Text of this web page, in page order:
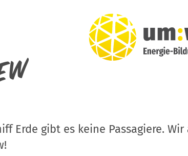
Erde gibt es keine Passagiere.